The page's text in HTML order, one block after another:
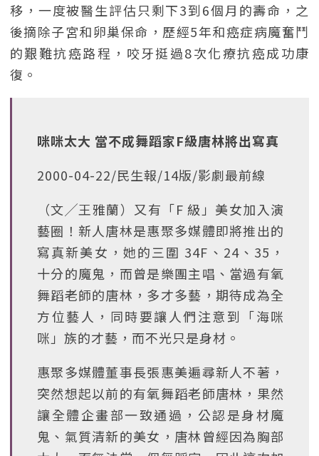
移，一度被醫生評估只剩下3到6個月的壽命，之
後摘除子宮和卵巢保命，歷經5年和癌症病魔奮鬥
的艱難抗癌路程，咬牙挺過8次化療抗癌成功康
復。
咪咪太大 當不成舞蹈家F級唐林將出寫真
2000-04-22/民生報/14版/影劇最前線
（文╱王雅蘭）又有「F 級」美女加入演
藝圈！新人唐林是惠聚多媒體即將推出的
寫真新美女，她的三圍 34F、24、35，
十分的魔鬼，而曾是樂團主唱、當過有氧
舞蹈老師的唐林，多才多藝，期待成為全
方位藝人，同時要讓人們注意到「海咪
咪」族的才藝，而不光只是身材。
惠聚多媒體董事長張惠美遍尋新人不著，
突然想起以前的有氧舞蹈老師唐林，果然
讓全體企畫部一致通過，公認是身材魔
鬼、氣質清新的美女，唐林曾經因為胸部